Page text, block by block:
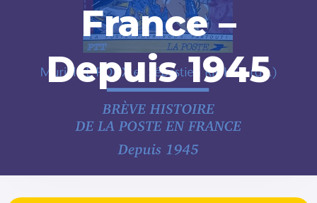
France –
Depuis 1945